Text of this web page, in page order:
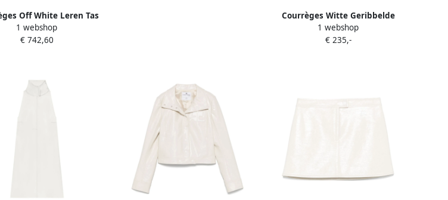
Off White Leren Tas
White Dames
1 webshop
€ 742,60
Courrèges Witte Geribbelde
Tanktop met AC Borduurwerk
White Dames
1 webshop
€ 235,-